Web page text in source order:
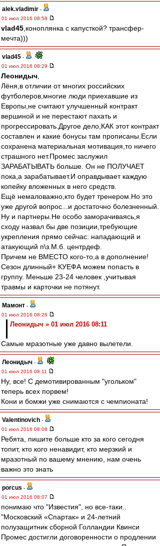
alek.vladimir -
01 июл 2016 08:58
vlad45 ,коноплянка с капусткой? трансфер-
мечта)))
vlad45 -
01 июл 2016 08:29
Леонидыч
Лёня,в отличии от многих российских
футболеров,многие люди приехавшие из
Европы,не считают улучшенный контракт
вершиной и не перестают пахать и
прогрессировать.Другое дело,КАК этот контракт
составлен и какие бонусы там прописаны.Если
сохранена материальная мотивация,то ничего
страшного нет.Промес заслужил
ЗАРАБАТЫВАТЬ больше. Он не ПОЛУЧАЕТ
пока,а зарабатывает.И оправдывает каждую
копейку вложенных в него средств.
Ещё немаловажно,кто будет тренером.Но это
уже другой вопрос...и достаточно болезненный.
Ну и партнеры.Не особо заморачиваясь,я
сходу назвал бы две позиции,требующие
укрепления прямо сейчас: нападающий и
атакующий п\з.М.б. центрдеф.
Причем не ВМЕСТО кого-то,а в дополнение!
Сезон длинный+ КУЕФА можем попасть в
группу. Меньше 23-24 человек ,учитывая
травмы и карточки не потянут.
Мамонт -
01 июл 2016 08:26
Леонидыч » 01 июл 2016 08:11
Самые мразотные уже давно вылетели.
Леонидыч -
01 июл 2016 08:11
Ну, все! С демотивированным "угольком"
теперь всех порвем!
Кони и бомжи уже снимаются с чемпионата!
Valentinovich -
01 июл 2016 08:08
Ребята, пишите больше кто за кого сегодня
топит, кто кого ненавидит, кто мерзкий и
мразотный по вашему мнению, нам очень
важно это знать
porcus -
01 июл 2016 08:07
понимаю что "Известия", но все-таки..
"Московский «Спартак» и 24-летний
полузащитник сборной Голландии Квинси
Промес достигли договоренности о продлении